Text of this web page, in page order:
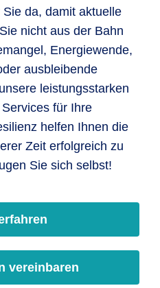
da, damit aktuelle
nicht aus der Bahn
Energiewende,
ausbleibende
leistungsstarken
für Ihre
helfen Ihnen die
Zeit erfolgreich zu
Sie sich selbst!
vereinbaren